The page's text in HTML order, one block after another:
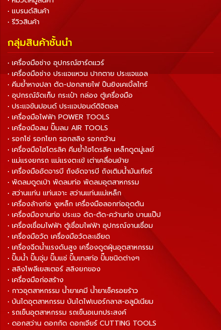
• แบรนด์สินค้า
• รีวิวสินค้า
กลุ่มสินค้าชั้นนำ
• เครื่องมือช่าง อุปกรณ์ฮาร์ดแวร์
• เครื่องมือช่าง ประแจแหวน ปากตาย ประแจแอล
• คีมย้ำหางปลา ตัด-ปอกสายไฟ ปืนยิงเคเบิ้ลไทร์
• อุปกรณ์จัดเก็บ กระเป๋า กล่อง ตู้เครื่องมือ
• ประแจขันปอนด์ ประแจปอนด์ดิจิตอล
• เครื่องมือไฟฟ้า POWER TOOLS
• เครื่องมือลม ปั๊มลม AIR TOOLS
• รอกโซ่ รอกโยก รอกสลิง รอกกว้าน
• เครื่องมือไฮโดรลิค คีมย้ำไฮโดรลิค เหล็กดูดมู่เลย์
• แม่แรงยกรถ แม่แรงตะเข้ เต่าเคลื่อนย้าย
• เครื่องมืออัดจารบี ถังอัดจารบี ถังเติมน้ำมันเกียร์
• พัดลมดูดเป่า พัดลมท่อ พัดลมอุตสาหกรรม
• สว่านแท่น แท่นเจาะ สว่านแท่นแม่เหล็ก
• เครื่องล้างท่อ งูเหล็ก เครื่องมือลอกท่ออุดตัน
• เครื่องมืองานท่อ ประแจ ดัด-ตัด-คว้านท่อ บานแป๊ป
• เครื่องเชื่อมไฟฟ้า ตู้เชื่อมไฟฟ้า อุปกรณ์งานเชื่อม
• เครื่องมือวัด เครื่องมือวัดละเอียด
• เครื่องฉีดน้ำแรงดันสูง เครื่องดูดฝุ่นอุตสาหกรรม
• ปั๊มน้ำ ปั๊มจุ่ม ปั๊มแช่ ปั๊มเทสท่อ ปั๊มชนิดต่างๆ
• สลิงโพลีเยสเตอร์ สลิงยกของ
• เครื่องมือก่อสร้าง
• กาวอุตสาหกรรม น้ำยาเคมี น้ำยาเช็ครอยร้าว
• บันไดอุตสาหกรรม บันไดไฟเบอร์กลาส-อลูมิเนียม
• รถเข็นอุตสาหกรรม รถเข็นอเนกประสงค์
• ดอกสว่าน ดอกกัด ดอกเจียร์ CUTTING TOOLS